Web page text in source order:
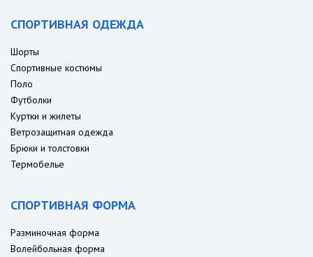
СПОРТИВНАЯ ОДЕЖДА
Шорты
Спортивные костюмы
Поло
Футболки
Куртки и жилеты
Ветрозащитная одежда
Брюки и толстовки
Термобелье
СПОРТИВНАЯ ФОРМА
Разминочная форма
Волейбольная форма